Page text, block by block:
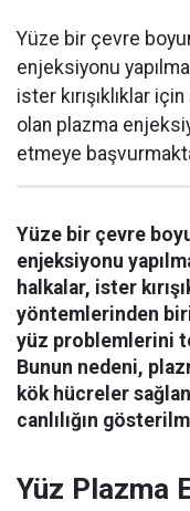
Yüze bir çevre
enjeksiyonu
ister kırışıklıklar
olan plazma
etmeye
Yüze bir çevre
enjeksiyonu
halkalar, ister
yöntemlerinden
yüz problemlerini
Bunun nedeni,
kök hücreler
canlılığın
Yüz Plazma